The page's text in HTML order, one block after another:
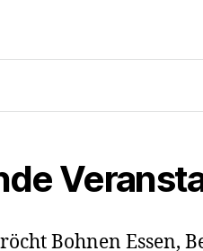
Bohnen Essen,